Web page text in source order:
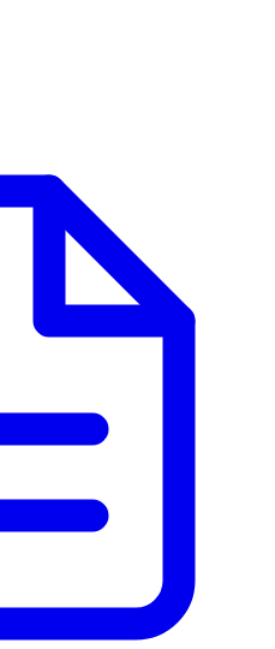
polyoxyetylenstearat,
natriumoxalat,
vatten.